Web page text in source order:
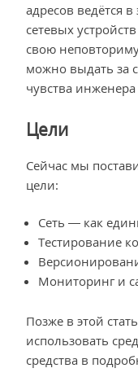
адресов ведётся
сетевых
свою
можно выдать за
чувства
Цели
Сейчас мы
цели:
Сеть — как
Тестирование
Мониторинг и
Позже в этой
использовать
средства в